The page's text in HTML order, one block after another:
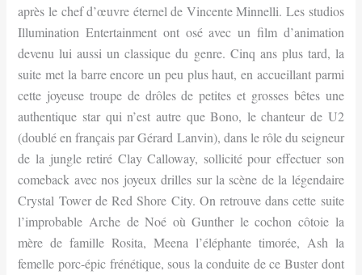
après le chef d’œuvre éternel de Vincente Minnelli. Les studios
Illumination Entertainment ont osé avec un film d’animation
devenu lui aussi un classique du genre. Cinq ans plus tard, la
suite met la barre encore un peu plus haut, en accueillant parmi
cette joyeuse troupe de drôles de petites et grosses bêtes une
authentique star qui n’est autre que Bono, le chanteur de U2
(doublé en français par Gérard Lanvin), dans le rôle du seigneur
de la jungle retiré Clay Calloway, sollicité pour effectuer son
comeback avec nos joyeux drilles sur la scène de la légendaire
Crystal Tower de Red Shore City. On retrouve dans cette suite
l’improbable Arche de Noé où Gunther le cochon côtoie la
mère de famille Rosita, Meena l’éléphante timorée, Ash la
femelle porc-épic frénétique, sous la conduite de ce Buster dont